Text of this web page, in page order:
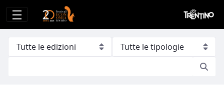
Caumont Caimi Cristiano